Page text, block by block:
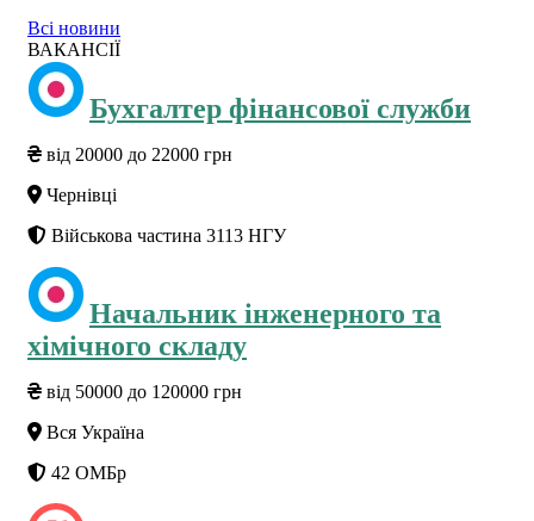
Всі новини
ВАКАНСІЇ
Бухгалтер фінансової служби
від 20000 до 22000 грн
Чернівці
Військова частина 3113 НГУ
Начальник інженерного та
хімічного складу
від 50000 до 120000 грн
Вся Україна
42 ОМБр